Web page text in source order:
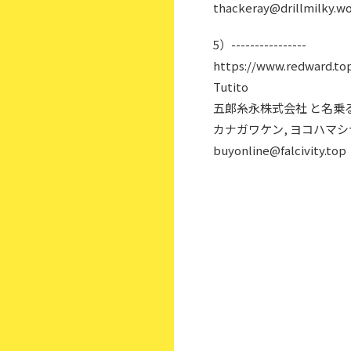
5）----------------
https://
Tutito
五郎糸永株式会社 と名乗
カナガワケン, ヨコハマシ
buyonline@falcivity.top